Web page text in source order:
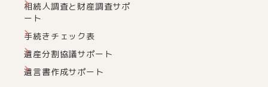
相続人調査と財産調査サポ
ート
手続きチェック表
遺産分割協議サポート
遺言書作成サポート